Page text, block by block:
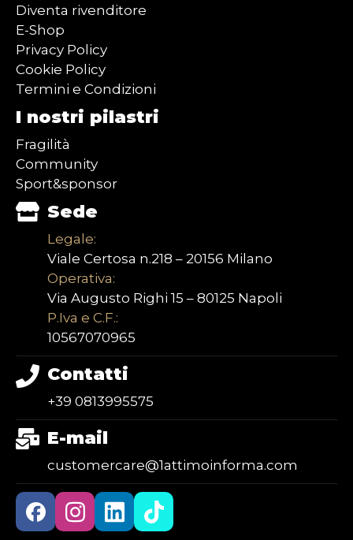
Diventa rivenditore
E-Shop
Privacy Policy
Cookie Policy
Termini e Condizioni
I nostri pilastri
Fragilità
Community
Sport&sponsor
Sede
Legale:
Viale Certosa n.218 – 20156 Milano
Operativa:
Via Augusto Righi 15 – 80125 Napoli
P.Iva e C.F.:
10567070965
Contatti
+39 0813995575
E-mail
customercare@1attimoinforma.com